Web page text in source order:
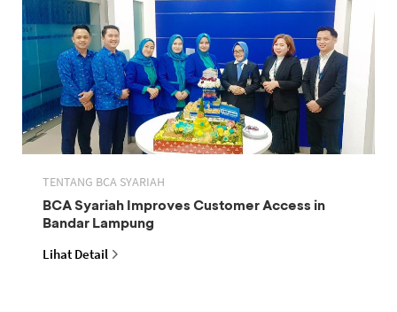
TENTANG BCA SYARIAH
BCA Syariah Improves Customer Access in
Bandar Lampung
Lihat Detail